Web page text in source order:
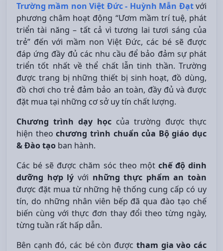
Trường mầm non Việt Đức - Huỳnh Mẫn Đạt với
phương châm hoạt động “Ươm mầm trí tuệ, phát
triển tài năng – tất cả vì tương lai tươi sáng của
trẻ” đến với mầm non Việt Đức, các bé sẽ được
đáp ứng đầy đủ các nhu cầu để bảo đảm sự phát
triển tốt nhất về thể chất lẫn tinh thần. Trường
được trang bị những thiết bị sinh hoạt, đồ dùng,
đồ chơi cho trẻ đảm bảo an toàn, đầy đủ và được
đặt mua tại những cơ sở uy tín chất lượng.
Chương trình dạy học của trường được thực
hiện theochương trình chuẩn của Bộ giáo dục
& Đào tạo ban hành.
Các bé sẽ được chăm sóc theo một chế độ dinh
dưỡng hợp lý với những thực phẩm an toàn
được đặt mua từ những hệ thống cung cấp có uy
tín, do những nhân viên bếp đã qua đào tạo chế
biến cùng với thực đơn thay đổi theo từng ngày,
từng tuần rất hấp dẫn.
Bên cạnh đó, các bé còn được tham gia vào các